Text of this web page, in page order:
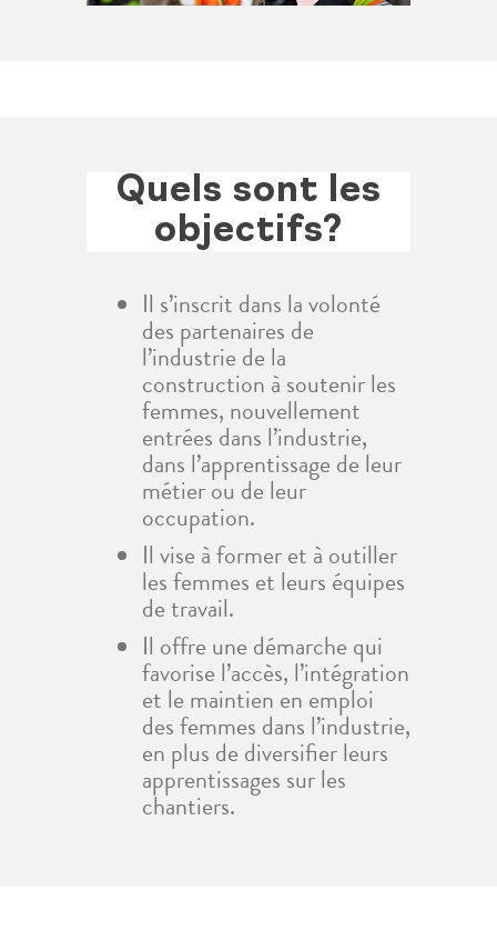
Quels sont les
objectifs?
Il s’inscrit dans la volonté
des partenaires de
l’industrie de la
construction à soutenir les
femmes, nouvellement
entrées dans l’industrie,
dans l’apprentissage de leur
métier ou de leur
occupation.
Il vise à former et à outiller
les femmes et leurs équipes
de travail.
Il offre une démarche qui
favorise l’accès, l’intégration
et le maintien en emploi
des femmes dans l’industrie,
en plus de diversifier leurs
apprentissages sur les
chantiers.